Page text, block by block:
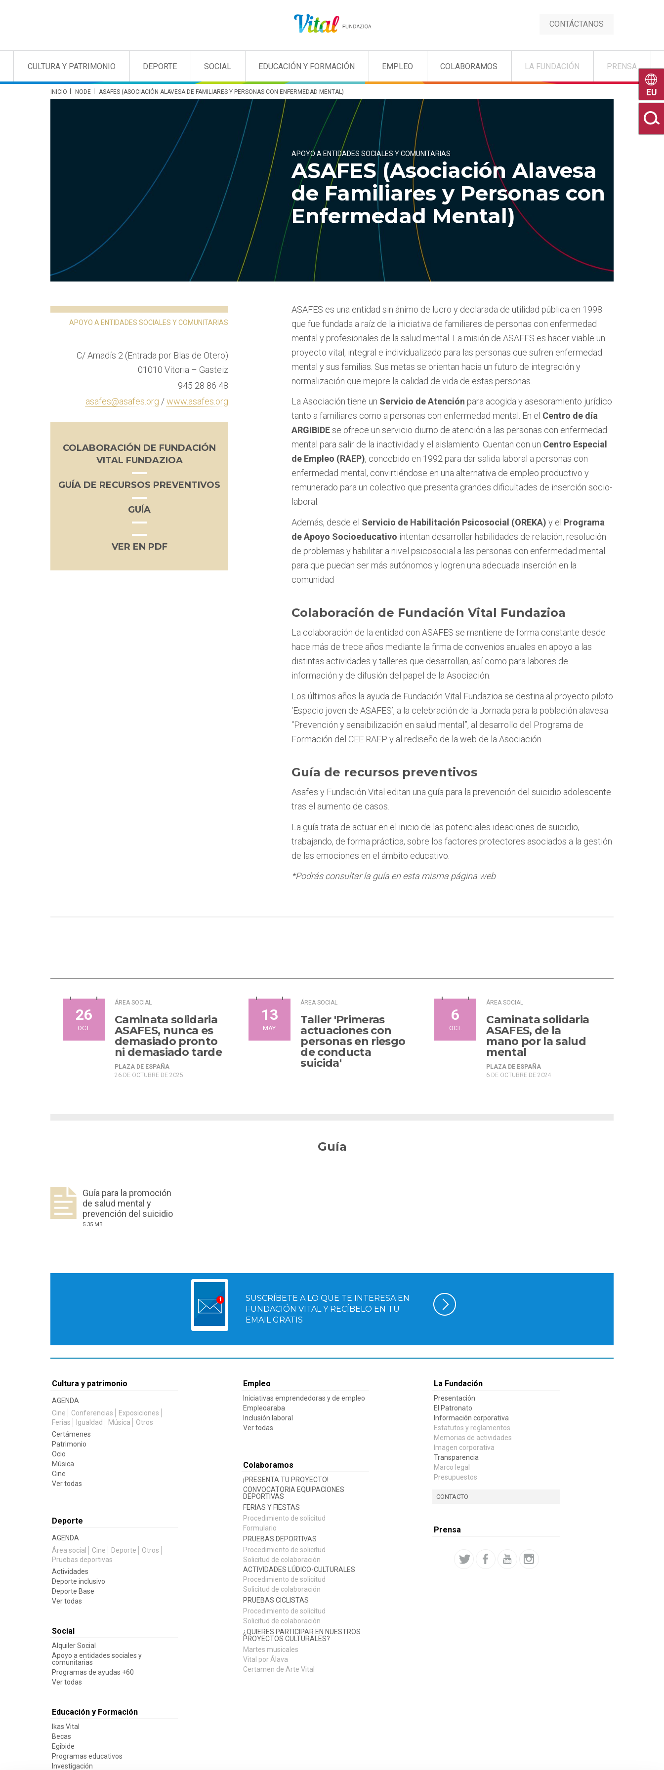
CONTÁCTANOS
CULTURA Y PATRIMONIO DEPORTE SOCIAL EDUCACIÓN Y FORMACIÓN EMPLEO COLABORAMOS LA FUNDACIÓN PRENSA
INICIO NODE ASAFES (ASOCIACIÓN ALAVESA DE FAMILIARES Y PERSONAS CON ENFERMEDAD MENTAL)
ASAFES (Asociación Alavesa
de Familiares y Personas con
Enfermedad Mental)
APOYO A ENTIDADES SOCIALES Y COMUNITARIAS
APOYO A ENTIDADES SOCIALES Y COMUNITARIAS
C/ Amadís 2 (Entrada por Blas de Otero)
01010 Vitoria – Gasteiz
945 28 86 48
asafes@asafes.org /www.asafes.org
COLABORACIÓN DE FUNDACIÓN
VITAL FUNDAZIOA
GUÍA DE RECURSOS PREVENTIVOS
GUÍA
VER EN PDF
ASAFES es una entidad sin ánimo de lucro y declarada de utilidad pública en 1998
que fue fundada a raíz de la iniciativa de familiares de personas con enfermedad
mental y profesionales de la salud mental. La misión de ASAFES es hacer viable un
proyecto vital, integral e individualizado para las personas que sufren enfermedad
mental y sus familias. Sus metas se orientan hacia un futuro de integración y
normalización que mejore la calidad de vida de estas personas.
La Asociación tiene un Servicio de Atención para acogida y asesoramiento jurídico
tanto a familiares como a personas con enfermedad mental. En el Centro de día
ARGIBIDEse ofrece un servicio diurno de atención a las personas con enfermedad
mental para salir de la inactividad y el aislamiento. Cuentan con un Centro Especial
de Empleo (RAEP), concebido en 1992 para dar salida laboral a personas con
enfermedad mental, convirtiéndose en una alternativa de empleo productivo y
remunerado para un colectivo que presenta grandes dificultades de inserción socio-
laboral.
Además, desde el Servicio de Habilitación Psicosocial (OREKA) y el Programa
de Apoyo Socioeducativo intentan desarrollar habilidades de relación, resolución
de problemas y habilitar a nivel psicosocial a las personas con enfermedad mental
para que puedan ser más autónomos y logren una adecuada inserción en la
comunidad
Colaboración de Fundación Vital Fundazioa
La colaboración de la entidad con ASAFES se mantiene de forma constante desde
hace más de trece años mediante la firma de convenios anuales en apoyo a las
distintas actividades y talleres que desarrollan, así como para labores de
información y de difusión del papel de la Asociación.
Los últimos años la ayuda de Fundación Vital Fundazioa se destina al proyecto piloto
‘Espacio joven de ASAFES’, a la celebración de la Jornada para la población alavesa
“Prevención y sensibilización en salud mental”, al desarrollo del Programa de
Formación del CEE RAEP y al rediseño de la web de la Asociación.
Guía de recursos preventivos
Asafes y Fundación Vital editan una guía para la prevención del suicidio adolescente
tras el aumento de casos.
La guía trata de actuar en el inicio de las potenciales ideaciones de suicidio,
trabajando, de forma práctica, sobre los factores protectores asociados a la gestión
de las emociones en el ámbito educativo.
*Podrás consultar la guía en esta misma página web
26
OCT.
ÁREA SOCIAL
Caminata solidaria
ASAFES, nunca es
demasiado pronto
ni demasiado tarde
PLAZA DE ESPAÑA
26 DE OCTUBRE DE 2025
13
MAY.
ÁREA SOCIAL
Taller 'Primeras
actuaciones con
personas en riesgo
de conducta
suicida'
6
OCT.
ÁREA SOCIAL
Caminata solidaria
ASAFES, de la
mano por la salud
mental
PLAZA DE ESPAÑA
6 DE OCTUBRE DE 2024
Guía
Guía para la promoción
de salud mental y
prevención del suicidio
5.35 MB
SUSCRÍBETE A LO QUE TE INTERESA EN
FUNDACIÓN VITAL Y RECÍBELO EN TU
EMAIL GRATIS
Cultura y patrimonio
AGENDA
Cine
Conferencias
Exposiciones
Ferias
Igualdad Música
Otros
Certámenes
Patrimonio
Ocio
Música
Cine
Ver todas
Deporte
AGENDA
Área social
Cine Deporte
Otros
Pruebas deportivas
Actividades
Deporte inclusivo
Deporte Base
Ver todas
Social
Alquiler Social
Apoyo a entidades sociales y
comunitarias
Programas de ayudas +60
Ver todas
Educación y Formación
Ikas Vital
Becas
Egibide
Programas educativos
Investigación
Empleo
Iniciativas emprendedoras y de empleo
Empleoaraba
Inclusión laboral
Ver todas
Colaboramos
¡PRESENTA TU PROYECTO!
CONVOCATORIA EQUIPACIONES
DEPORTIVAS
FERIAS Y FIESTAS
Procedimiento de solicitud
Formulario
PRUEBAS DEPORTIVAS
Procedimiento de solicitud
Solicitud de colaboración
ACTIVIDADES LÚDICO-CULTURALES
Procedimiento de solicitud
Solicitud de colaboración
PRUEBAS CICLISTAS
Procedimiento de solicitud
Solicitud de colaboración
¿QUIERES PARTICIPAR EN NUESTROS
PROYECTOS CULTURALES?
Martes musicales
Vital por Álava
Certamen de Arte Vital
La Fundación
Presentación
El Patronato
Información corporativa
Estatutos y reglamentos
Memorias de actividades
Imagen corporativa
Transparencia
Marco legal
Presupuestos
CONTACTO
Prensa